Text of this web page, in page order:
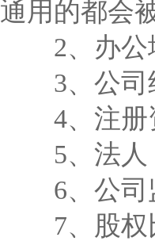
通用的都会
2、办公
3、公司
4、注册
5、法人
6、公司
7、股权